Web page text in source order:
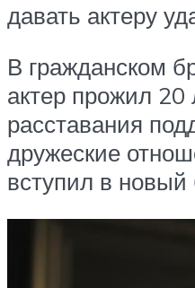
давать актеру
В гражданском
актер прожил 20
расставания
дружеские
вступил в новый